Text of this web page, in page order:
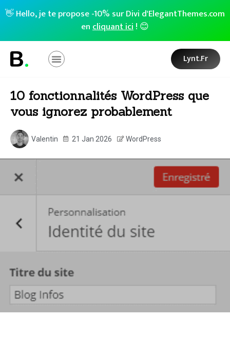
👋 Hello, je te propose -10% sur Divi d'ElegantThemes.com
encliquant ici! 😊
Lynt.fr
10 fonctionnalités WordPress que
vous ignorez probablement
Valentin 21 Jan 2026 WordPress